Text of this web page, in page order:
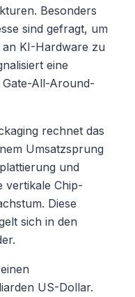
Besonders
sind gefragt, um
KI-Hardware zu
eine
All-Around-
rechnet das
Umsatzsprung
und
vertikale Chip-
Diese
sich in den
US-Dollar.